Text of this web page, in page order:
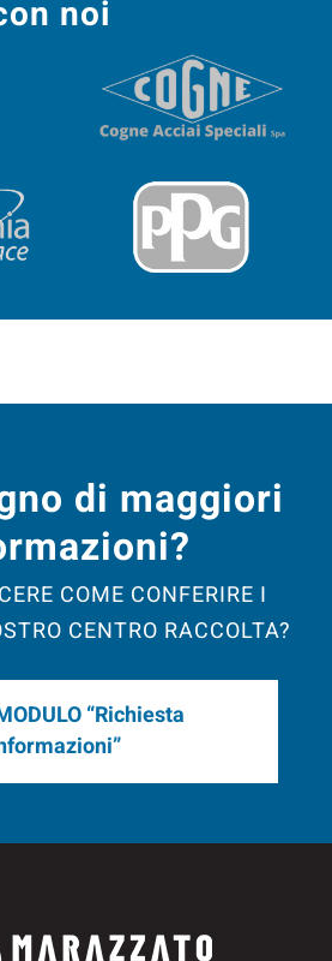
noi
di maggiori
COME CONFERIRE I
CENTRO RACCOLTA?
“Richiesta